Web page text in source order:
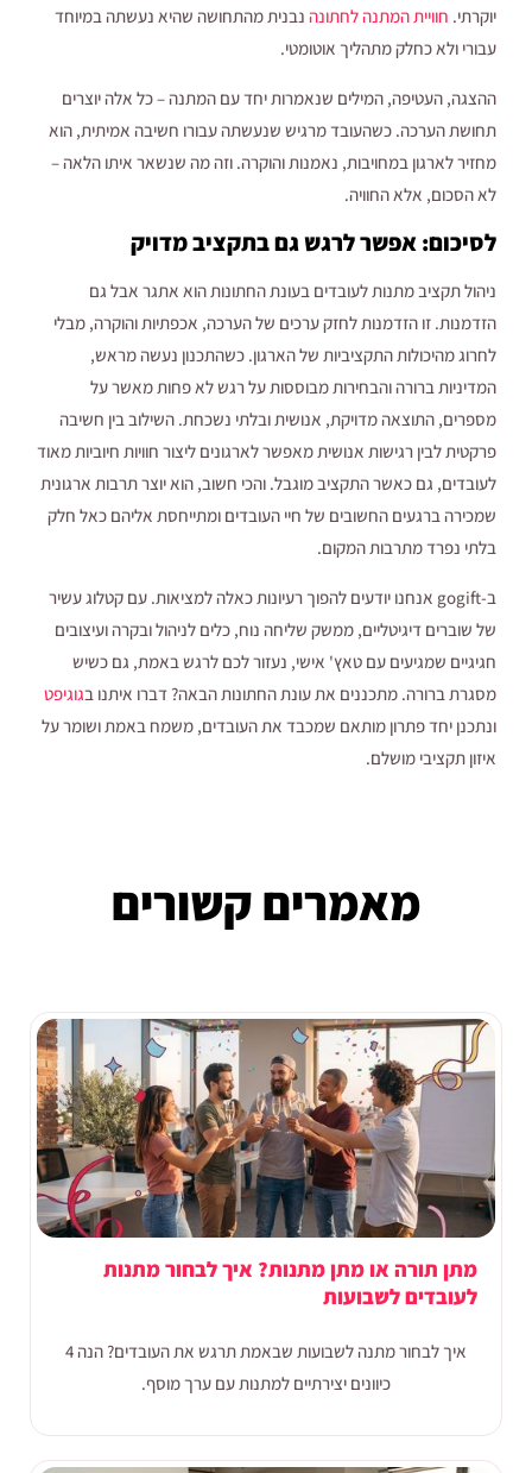
יוקרתי. חוויית המתנה לחתונה נבנית מהתחושה שהיא נעשתה במיוחד
עבורי ולא כחלק מתהליך אוטומטי.
ההצגה, העטיפה, המילים שנאמרות יחד עם המתנה – כל אלה יוצרים
תחושת הערכה. כשהעובד מרגיש שנעשתה עבורו חשיבה אמיתית, הוא
מחזיר לארגון במחויבות, נאמנות והוקרה. וזה מה שנשאר איתו הלאה –
לא הסכום, אלא החוויה.
לסיכום: אפשר לרגש גם בתקציב מדויק
ניהול תקציב מתנות לעובדים בעונת החתונות הוא אתגר אבל גם
הזדמנות. זו הזדמנות לחזק ערכים של הערכה, אכפתיות והוקרה, מבלי
לחרוג מהיכולות התקציביות של הארגון. כשהתכנון נעשה מראש,
המדיניות ברורה והבחירות מבוססות על רגש לא פחות מאשר על
מספרים, התוצאה מדויקת, אנושית ובלתי נשכחת. השילוב בין חשיבה
פרקטית לבין רגישות אנושית מאפשר לארגונים ליצור חוויות חיוביות מאוד
לעובדים, גם כאשר התקציב מוגבל. והכי חשוב, הוא יוצר תרבות ארגונית
שמכירה ברגעים החשובים של חיי העובדים ומתייחסת אליהם כאל חלק
בלתי נפרד מתרבות המקום.
ב-gogift אנחנו יודעים להפוך רעיונות כאלה למציאות. עם קטלוג עשיר
של שוברים דיגיטליים, ממשק שליחה נוח, כלים לניהול ובקרה ועיצובים
חגיגיים שמגיעים עם טאץ' אישי, נעזור לכם לרגש באמת, גם כשיש
מסגרת ברורה. מתכננים את עונת החתונות הבאה? דברו איתנו בגוגיפט
ונתכנן יחד פתרון מותאם שמכבד את העובדים, משמח באמת ושומר על
איזון תקציבי מושלם.
מאמרים קשורים
מתן תורה או מתן מתנות? איך לבחור מתנות
לעובדים לשבועות
איך לבחור מתנה לשבועות שבאמת תרגש את העובדים? הנה 4
כיוונים יצירתיים למתנות עם ערך מוסף.